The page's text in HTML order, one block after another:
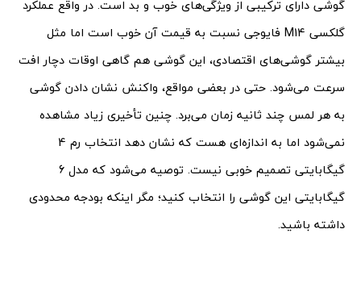
گوشی دارای ترکیبی از ویژگی‌های خوب و بد است. در واقع عملکرد
گلکسی M14 فایوجی نسبت به قیمت آن خوب است اما مثل
بیشتر گوشی‌های اقتصادی، این گوشی هم گاهی اوقات دچار افت
سرعت می‌شود. حتی در بعضی مواقع، واکنش نشان دادن گوشی
به هر لمس چند ثانیه زمان می‌برد. چنین تأخیری زیاد مشاهده
نمی‌شود اما به اندازه‌ای هست که نشان دهد انتخاب رم 4
گیگابایتی تصمیم خوبی نیست. توصیه می‌شود که مدل 6
گیگابایتی این گوشی را انتخاب کنید؛ مگر اینکه بودجه محدودی
داشته باشید.